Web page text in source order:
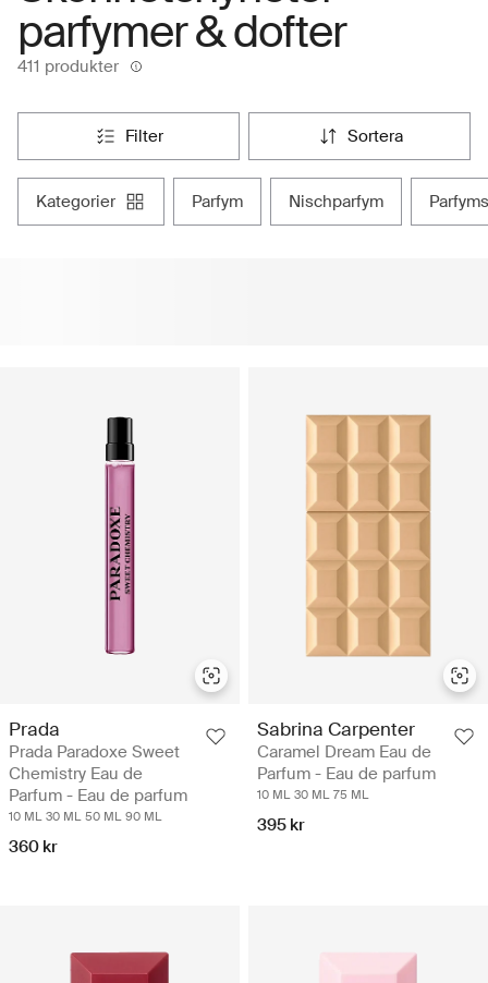
parfymer & dofter
411 produkter
filter sortera
kategorier parfym nischparfym
Prada
Prada Paradoxe Sweet
Chemistry Eau de
Parfum - Eau de parfum
10 ML 30 ML 50 ML 90 ML
360 kr
Sabrina Carpenter
Caramel Dream Eau de
Parfum - Eau de parfum
10 ML 30 ML 75 ML
395 kr